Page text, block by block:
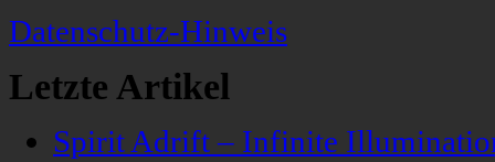
Datenschutz-Hinweis
Letzte Artikel
Spirit Adrift – Infinite